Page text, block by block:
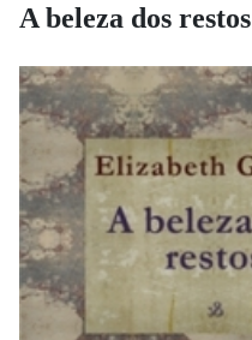
A beleza dos restos